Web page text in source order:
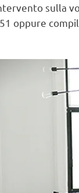
sulla
oppure